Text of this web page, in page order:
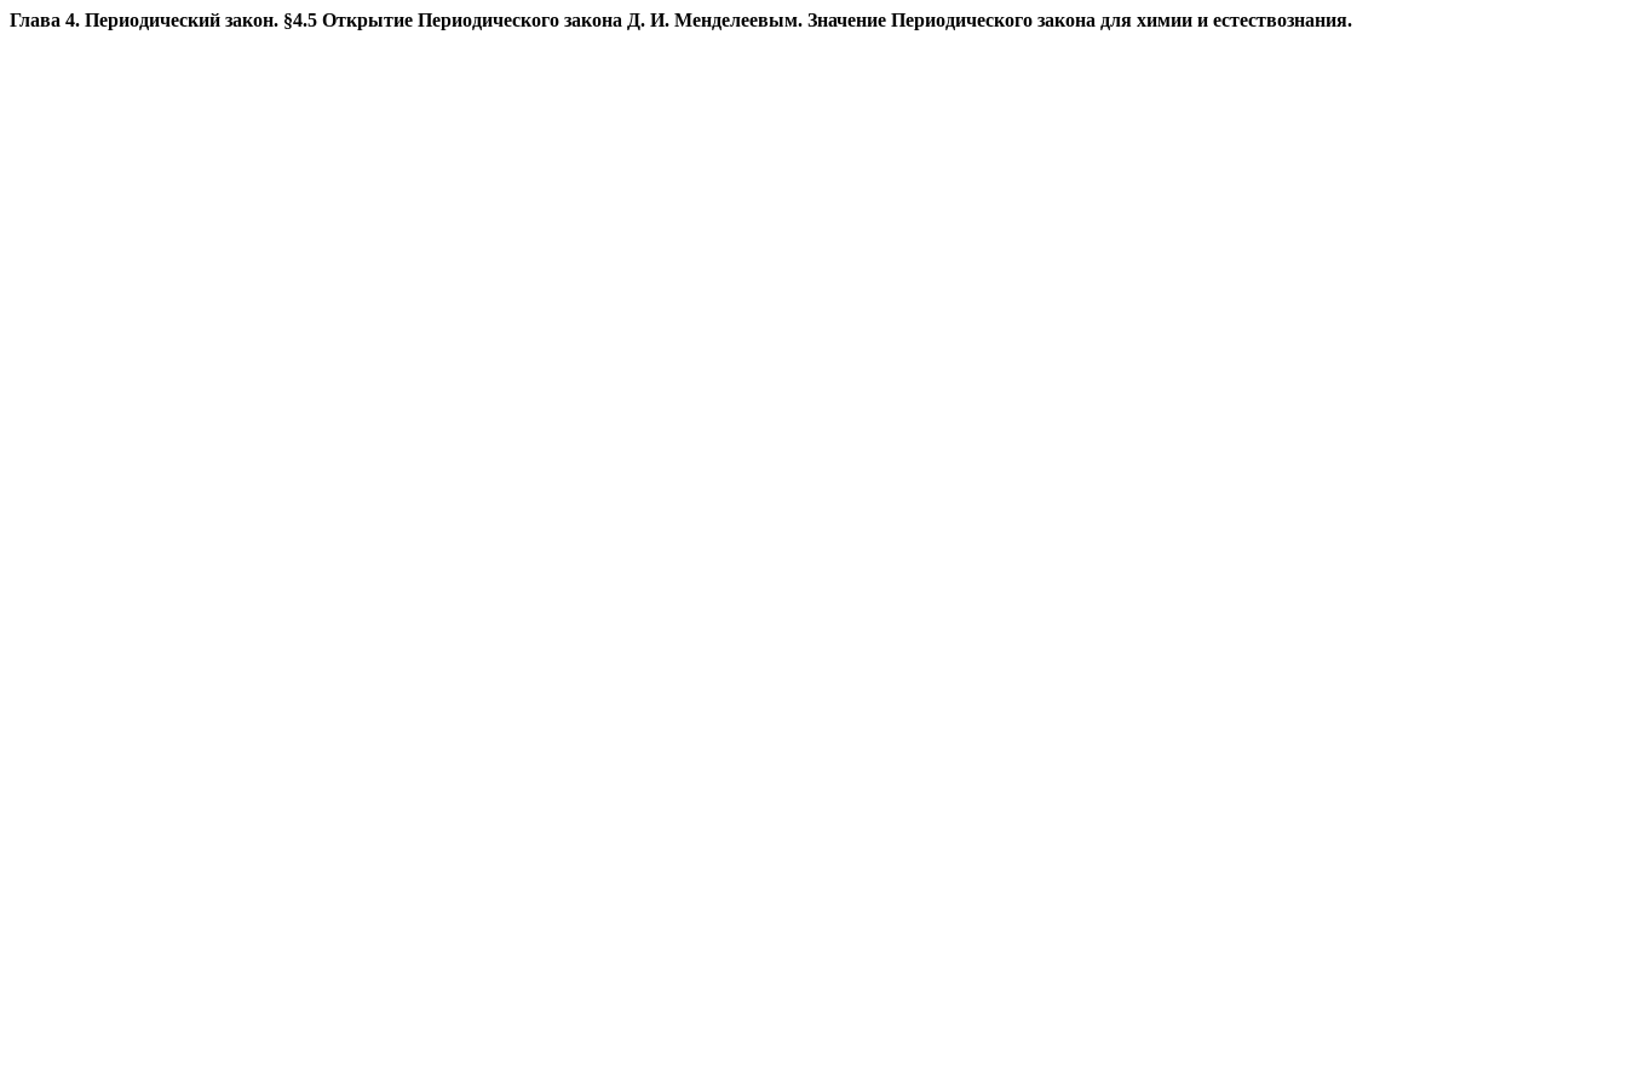
Глава 4. Периодический закон. §4.5 Открытие Периодического закона Д. И. Менделеевым. Значение Периодического закона для химии и естествознания.